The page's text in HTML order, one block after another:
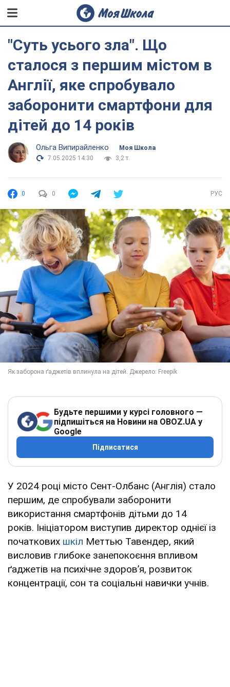
"Суть усього зла". Що
сталося з першим містом в
Англії, яке спробувало
заборонити смартфони для
дітей до 14 років
Ольга Випирайленко
Моя Школа
7.05.2025 14:30
3,2 т.
0 0 РУС
Будьте першими у курсі головного —
підпишіться на Новини на OBOZ.UA у
Google
Підписатися
У 2024 році місто Сент-Олбанс (Англія) стало
першим, де спробували заборонити
використання смартфонів дітьми до 14
років. Ініціатором виступив директор однієї із
початкових шкіл Меттью Тавендер, який
висловив глибоке занепокоєння впливом
ґаджетів на психічне здоров’я, розвиток
концентрації, сон та соціальні навички учнів.